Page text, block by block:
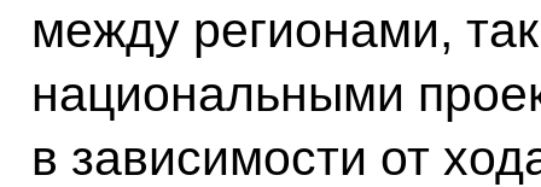
между регионами,
национальными
в зависимости от